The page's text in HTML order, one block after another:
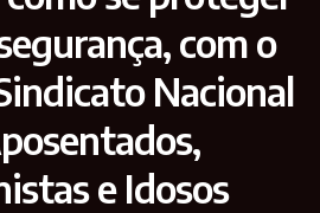
com o
Nacional
e Idosos